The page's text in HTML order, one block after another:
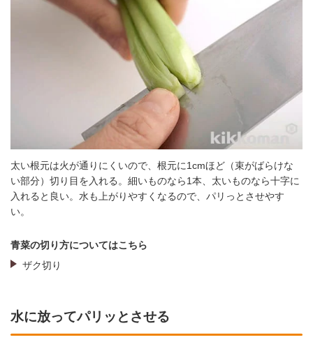
太い根元は火が通りにくいので、根元に1cmほど（束がばらけな
い部分）切り目を入れる。細いものなら1本、太いものなら十字に
入れると良い。水も上がりやすくなるので、パリっとさせやす
い。
青菜の切り方についてはこちら
ザク切り
水に放ってパリッとさせる